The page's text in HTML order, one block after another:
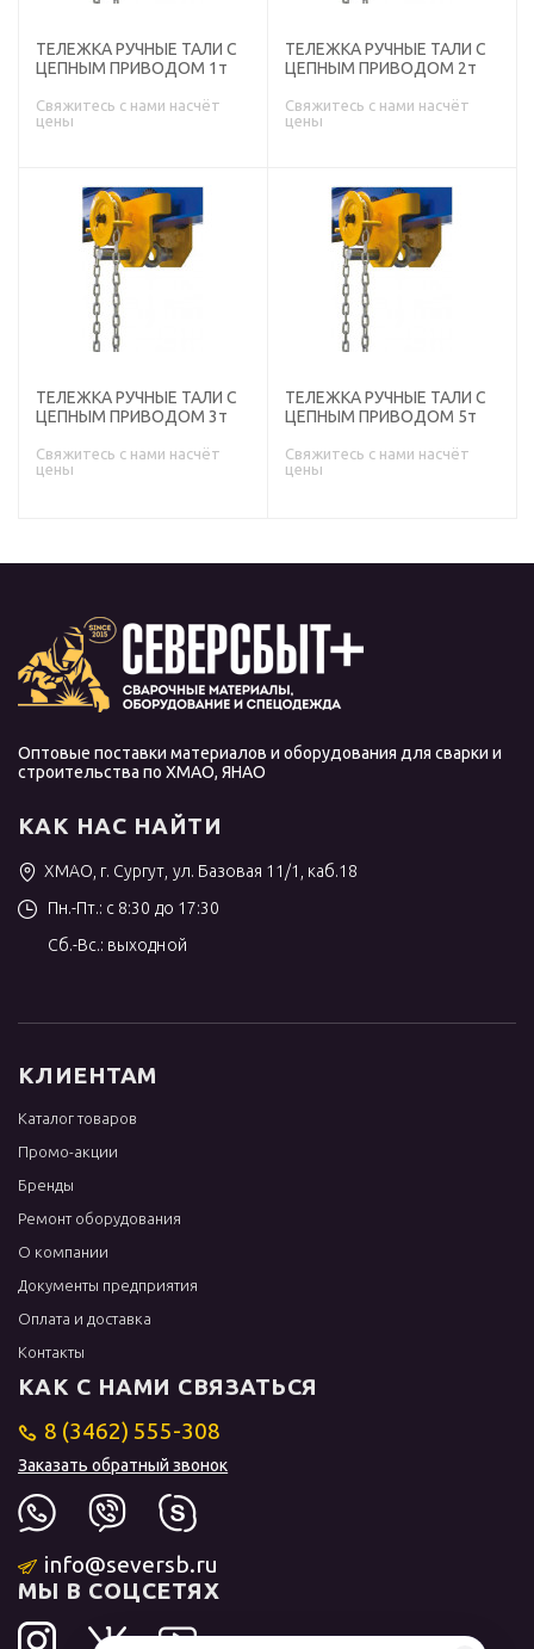
ТЕЛЕЖКА РУЧНЫЕ ТАЛИ С
ЦЕПНЫМ ПРИВОДОМ 1т
Свяжитесь с нами насчёт
цены
ТЕЛЕЖКА РУЧНЫЕ ТАЛИ С
ЦЕПНЫМ ПРИВОДОМ 2т
Свяжитесь с нами насчёт
цены
ТЕЛЕЖКА РУЧНЫЕ ТАЛИ С
ЦЕПНЫМ ПРИВОДОМ 3т
Свяжитесь с нами насчёт
цены
ТЕЛЕЖКА РУЧНЫЕ ТАЛИ С
ЦЕПНЫМ ПРИВОДОМ 5т
Свяжитесь с нами насчёт
цены
Оптовые поставки материалов и оборудования для сварки и
строительства по ХМАО, ЯНАО
КАК НАС НАЙТИ
ХМАО, г. Сургут, ул. Базовая 11/1, каб.18
Пн.-Пт.: с 8:30 до 17:30
Сб.-Вс.: выходной
КЛИЕНТАМ
Каталог товаров
Промо-акции
Бренды
Ремонт оборудования
О компании
Документы предприятия
Оплата и доставка
Контакты
КАК С НАМИ СВЯЗАТЬСЯ
8 (3462) 555-308
Заказать обратный звонок
info@seversb.ru
МЫ В СОЦСЕТЯХ